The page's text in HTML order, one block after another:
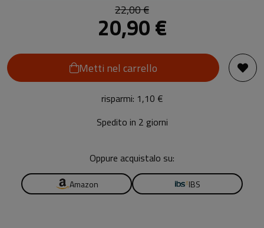
22,00 €
20,90 €
Metti nel carrello
risparmi: 1,10 €
Spedito in 2 giorni
Oppure acquistalo su:
Amazon IBS